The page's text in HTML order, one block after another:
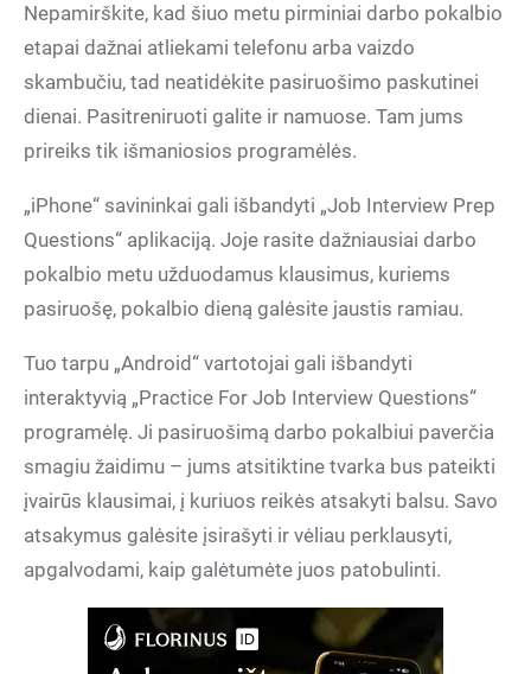
Nepamirškite, kad šiuo metu pirminiai darbo pokalbio
etapai dažnai atliekami telefonu arba vaizdo
skambučiu, tad neatidėkite pasiruošimo paskutinei
dienai. Pasitreniruoti galite ir namuose. Tam jums
prireiks tik išmaniosios programėlės.
„iPhone“ savininkai gali išbandyti „Job Interview Prep
Questions“ aplikaciją. Joje rasite dažniausiai darbo
pokalbio metu užduodamus klausimus, kuriems
pasiruošę, pokalbio dieną galėsite jaustis ramiau.
Tuo tarpu „Android“ vartotojai gali išbandyti
interaktyvią „Practice For Job Interview Questions“
programėlę. Ji pasiruošimą darbo pokalbiui paverčia
smagiu žaidimu – jums atsitiktine tvarka bus pateikti
įvairūs klausimai, į kuriuos reikės atsakyti balsu. Savo
atsakymus galėsite įsirašyti ir vėliau perklausyti,
apgalvodami, kaip galėtumėte juos patobulinti.